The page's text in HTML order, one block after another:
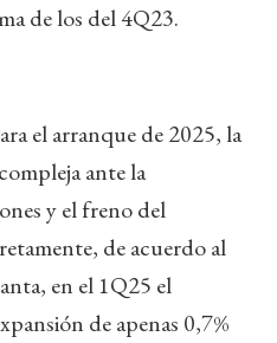
de los del 4Q23.
el arranque de 2025, la
ante la
y el freno del
de acuerdo al
en el 1Q25 el
de apenas 0,7%